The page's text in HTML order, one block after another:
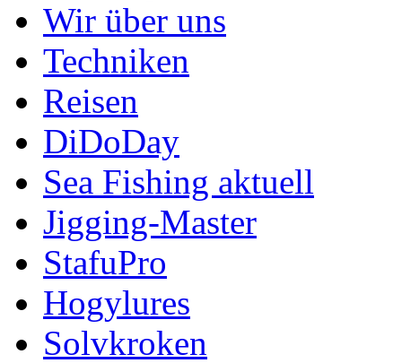
Wir über uns
Techniken
Reisen
DiDoDay
Sea Fishing aktuell
Jigging-Master
StafuPro
Hogylures
Solvkroken